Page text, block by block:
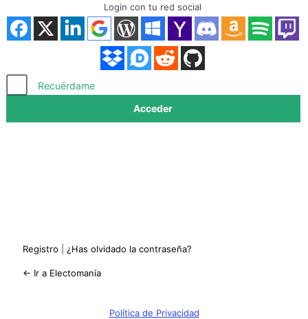
Acceder
Login con tu red social
Recuérdame
Registro ¿Has olvidado la contraseña?
← Ir a Electomanía
Política de Privacidad